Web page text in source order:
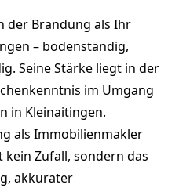
der Brandung als Ihr
– bodenständig,
Seine Stärke liegt in der
im Umgang
in Kleinaitingen.
als Immobilienmakler
Zufall, sondern das
akkurater